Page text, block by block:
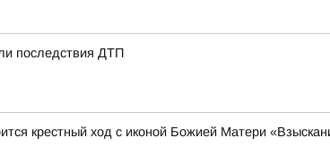
последствия ДТП
крестный ход с иконой Божией Матери